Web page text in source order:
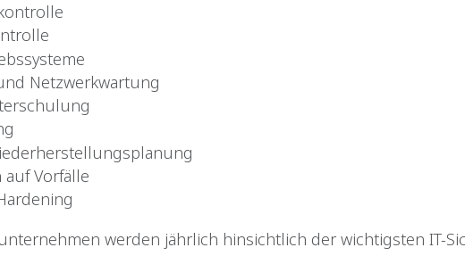
Netzwerkwartung
auf Vorfälle
werden jährlich hinsichtlich der wichtigsten IT-